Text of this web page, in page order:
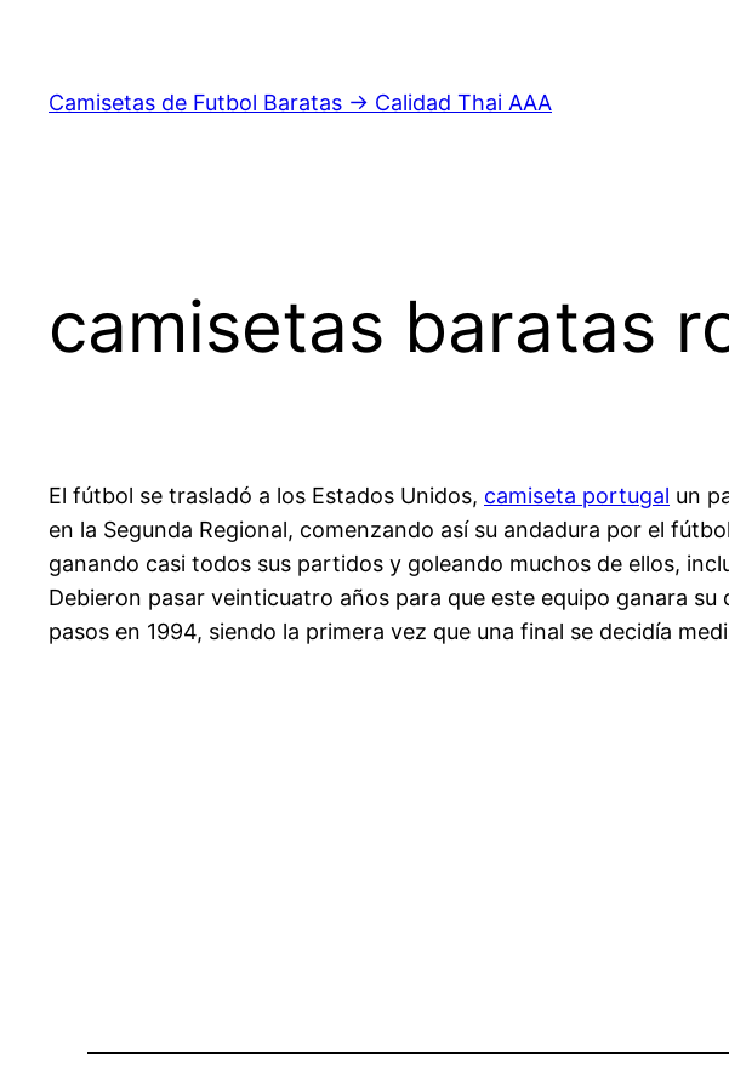
contenido
Camisetas de Futbol Baratas → Calidad Thai AAA
camisetas baratas
El fútbol se trasladó a los Estados Unidos, camiseta portugal un
en la Segunda Regional, comenzando así su andadura por el
ganando casi todos sus partidos y goleando muchos de ellos,
Debieron pasar veinticuatro años para que este equipo ganara
pasos en 1994, siendo la primera vez que una final se decidía